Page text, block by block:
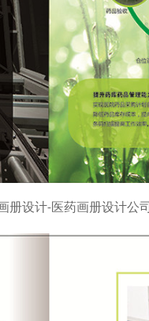
册设计-医药画册设计公司